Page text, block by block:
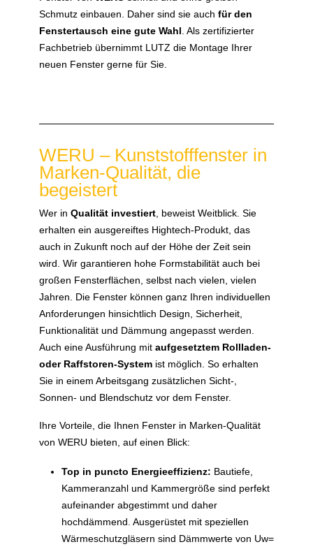
Schmutz einbauen. Daher sind sie auch für den
Fenstertausch eine gute Wahl. Als zertifizierter
Fachbetrieb übernimmt LUTZ die Montage Ihrer
neuen Fenster gerne für Sie.
WERU – Kunststofffenster in
Marken-Qualität, die
begeistert
Wer in Qualität investiert, beweist Weitblick. Sie
erhalten ein ausgereiftes Hightech-Produkt, das
auch in Zukunft noch auf der Höhe der Zeit sein
wird. Wir garantieren hohe Formstabilität auch bei
großen Fensterflächen, selbst nach vielen, vielen
Jahren. Die Fenster können ganz Ihren individuellen
Anforderungen hinsichtlich Design, Sicherheit,
Funktionalität und Dämmung angepasst werden.
Auch eine Ausführung mit aufgesetztem Rollladen-
oder Raffstoren-System ist möglich. So erhalten
Sie in einem Arbeitsgang zusätzlichen Sicht-,
Sonnen- und Blendschutz vor dem Fenster.
Ihre Vorteile, die Ihnen Fenster in Marken-Qualität
von WERU bieten, auf einen Blick:
Top in puncto Energieeffizienz: Bautiefe,
Kammeranzahl und Kammergröße sind perfekt
aufeinander abgestimmt und daher
hochdämmend. Ausgerüstet mit speziellen
Wärmeschutzgläsern sind Dämmwerte von Uw=